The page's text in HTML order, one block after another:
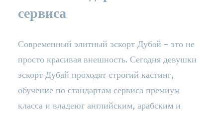
сервиса
Современный элитный эскорт Дубай – это не
просто красивая внешность. Сегодня девушки
эскорт Дубай проходят строгий кастинг,
обучение по стандартам сервиса премиум
класса и владеют английским, арабским и